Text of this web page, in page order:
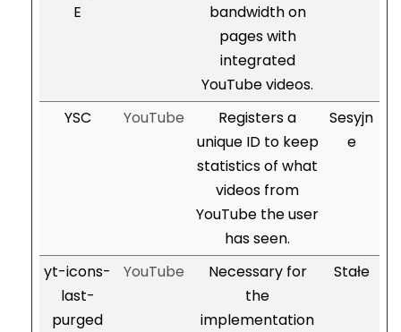
E
bandwidth on
pages with
integrated
YouTube videos.
YSC YouTube
Registers a
unique ID to keep
statistics of what
videos from
YouTube the user
has seen.
Sesyjn
e
yt-icons-
last-
purged
YouTube
Necessary for
the
implementation
Stałe